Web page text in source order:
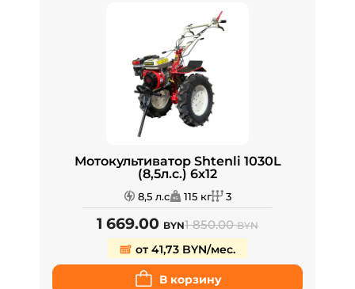
Мотокультиватор Shtenli 1030L
(8,5л.с.) 6х12
8,5 л.с 115 кг 3
1 669.00 BYN1 850.00BYN
от 41,73 BYN/мес.
В корзину